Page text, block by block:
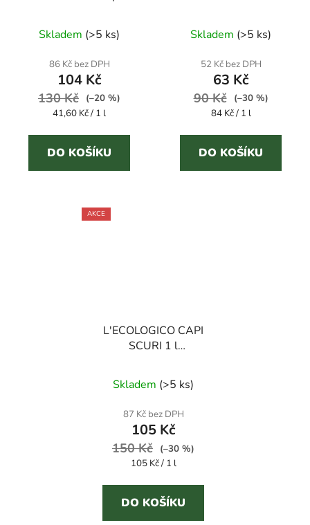
Skladem (>5 ks)
86 Kč bez DPH
104 Kč
130 Kč
(–20 %)
Měrná
41,60 Kč / 1 l
DO KOŠÍKU
odvápňovač pračky
Skladem (>5 ks)
52 Kč bez DPH
63 Kč
90 Kč
(–30 %)
Měrná
84 Kč / 1 l
DO KOŠÍKU
AKCE
L'ECOLOGICO CAPI
SCURI 1 l
na tmavé prádlo
Skladem (>5 ks)
87 Kč bez DPH
105 Kč
150 Kč
(–30 %)
Měrná
105 Kč / 1 l
DO KOŠÍKU